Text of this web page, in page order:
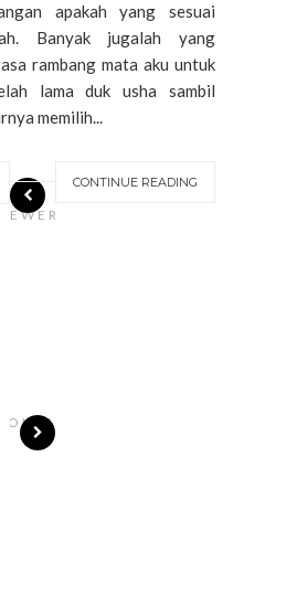
apakah yang sesuai
Banyak jugalah yang
rambang mata aku untuk
lama duk usha sambil
memilih...
CONTINUE READING
EWER
OLDE